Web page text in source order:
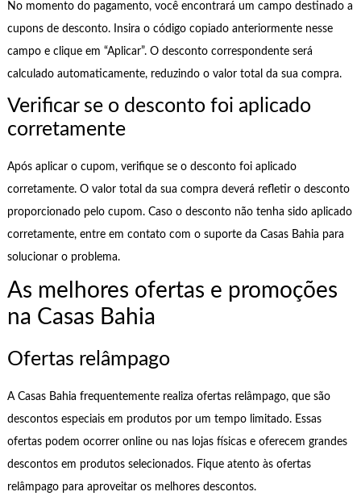
No momento do pagamento, você encontrará um campo destinado a
cupons de desconto. Insira o código copiado anteriormente nesse
campo e clique em “Aplicar”. O desconto correspondente será
calculado automaticamente, reduzindo o valor total da sua compra.
Verificar se o desconto foi aplicado
corretamente
Após aplicar o cupom, verifique se o desconto foi aplicado
corretamente. O valor total da sua compra deverá refletir o desconto
proporcionado pelo cupom. Caso o desconto não tenha sido aplicado
corretamente, entre em contato com o suporte da Casas Bahia para
solucionar o problema.
As melhores ofertas e promoções
na Casas Bahia
Ofertas relâmpago
A Casas Bahia frequentemente realiza ofertas relâmpago, que são
descontos especiais em produtos por um tempo limitado. Essas
ofertas podem ocorrer online ou nas lojas físicas e oferecem grandes
descontos em produtos selecionados. Fique atento às ofertas
relâmpago para aproveitar os melhores descontos.